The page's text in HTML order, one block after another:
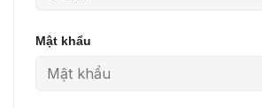
Mật khẩu